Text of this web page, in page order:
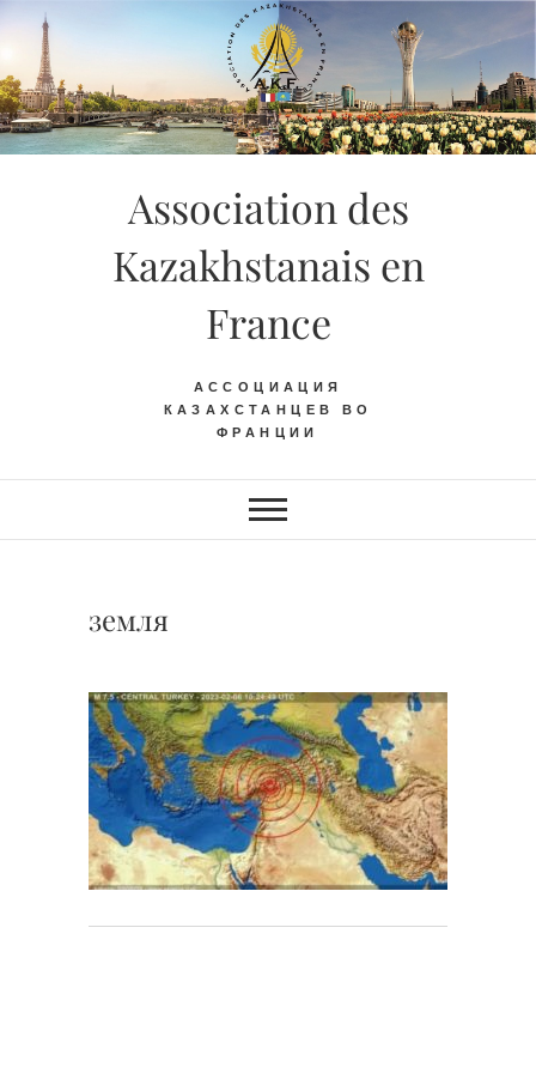
Skip
content
Association des
Kazakhstanais en
France
АССОЦИАЦИЯ
КАЗАХСТАНЦЕВ ВО
ФРАНЦИИ
земля